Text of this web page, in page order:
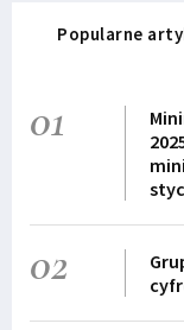
Popularne
01
02